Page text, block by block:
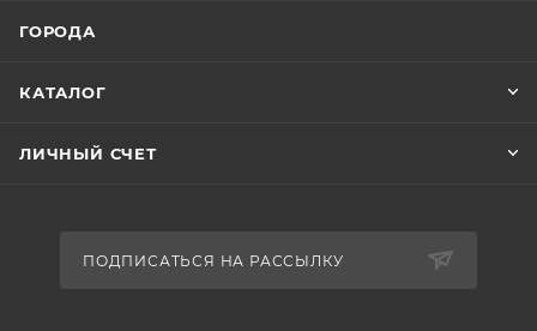
ГОРОДА
КАТАЛОГ
ЛИЧНЫЙ СЧЕТ
ПОДПИСАТЬСЯ НА РАССЫЛКУ